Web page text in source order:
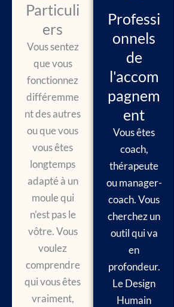
Particuli
ers
Vous sentez
que vous
fonctionnez
différemme
nt des autres
ou que vous
vous êtes
longtemps
adapté à un
moule qui
n’est pas le
vôtre. Vous
voulez
comprendre
qui vous êtes
vraiment,
Professi
onnels
de
l'accom
pagnem
ent
Vous êtes
coach,
thérapeute
ou manager-
coach. Vous
cherchez un
outil qui va
en
profondeur.
Le Design
Humain